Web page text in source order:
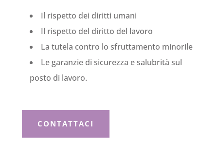
Il rispetto dei diritti umani
Il rispetto del diritto del lavoro
La tutela contro lo sfruttamento minorile
Le garanzie di sicurezza e salubrità sul
posto di lavoro.
CONTATTACI